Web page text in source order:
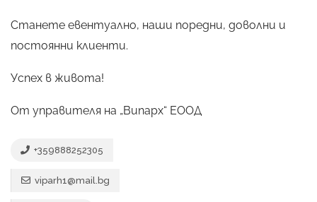
Станете евентуално, наши поредни, доволни и
постоянни клиенти.
Успех в живота!
От управителя на „Випарх“ ЕООД
+359888252305
viparh1@mail.bg